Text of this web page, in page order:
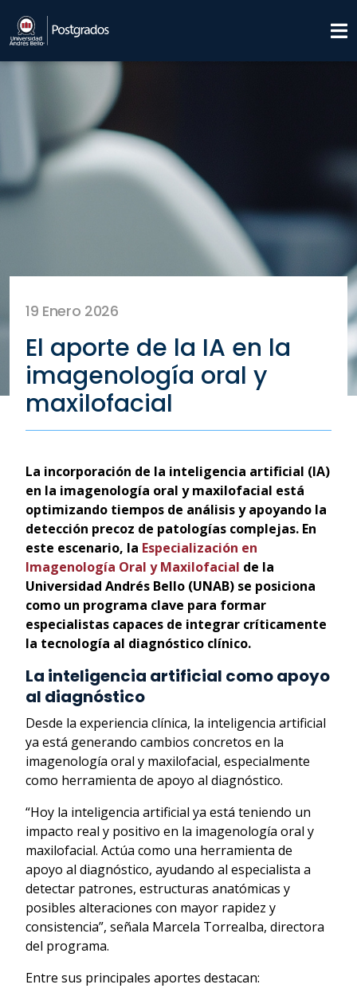
19 Enero 2026
El aporte de la IA en la
imagenología oral y
maxilofacial
La incorporación de la inteligencia artificial (IA)
en la imagenología oral y maxilofacial está
optimizando tiempos de análisis y apoyando la
detección precoz de patologías complejas. En
este escenario, la Especialización en
Imagenología Oral y Maxilofacial de la
Universidad Andrés Bello (UNAB) se posiciona
como un programa clave para formar
especialistas capaces de integrar críticamente
la tecnología al diagnóstico clínico.
La inteligencia artificial como apoyo
al diagnóstico
Desde la experiencia clínica, la inteligencia artificial
ya está generando cambios concretos en la
imagenología oral y maxilofacial, especialmente
como herramienta de apoyo al diagnóstico.
“Hoy la inteligencia artificial ya está teniendo un
impacto real y positivo en la imagenología oral y
maxilofacial. Actúa como una herramienta de
apoyo al diagnóstico, ayudando al especialista a
detectar patrones, estructuras anatómicas y
posibles alteraciones con mayor rapidez y
consistencia”, señala Marcela Torrealba, directora
del programa.
Entre sus principales aportes destacan: